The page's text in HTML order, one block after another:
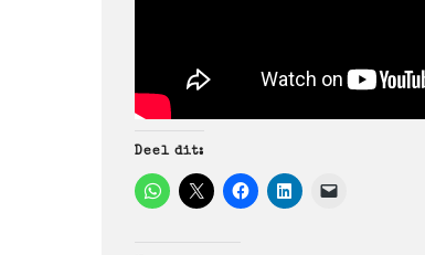
Deel dit: